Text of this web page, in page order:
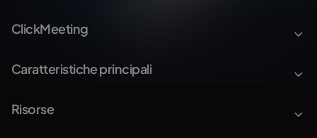
ClickMeeting
Caratteristiche principali
Risorse